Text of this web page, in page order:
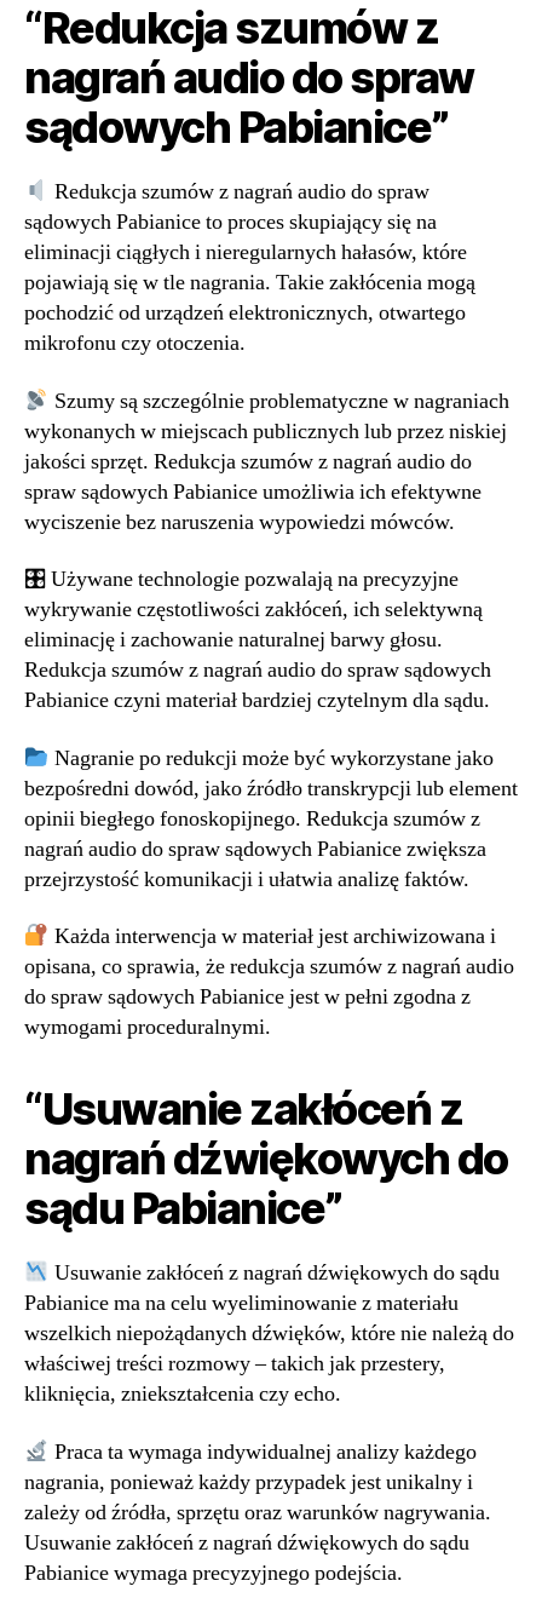
“Redukcja szumów z
nagrań audio do spraw
sądowych Pabianice”
Redukcja szumów z nagrań audio do spraw
sądowych Pabianice to proces skupiający się na
eliminacji ciągłych i nieregularnych hałasów, które
pojawiają się w tle nagrania. Takie zakłócenia mogą
pochodzić od urządzeń elektronicznych, otwartego
mikrofonu czy otoczenia.
Szumy są szczególnie problematyczne w nagraniach
wykonanych w miejscach publicznych lub przez niskiej
jakości sprzęt. Redukcja szumów z nagrań audio do
spraw sądowych Pabianice umożliwia ich efektywne
wyciszenie bez naruszenia wypowiedzi mówców.
🎛 Używane technologie pozwalają na precyzyjne
wykrywanie częstotliwości zakłóceń, ich selektywną
eliminację i zachowanie naturalnej barwy głosu.
Redukcja szumów z nagrań audio do spraw sądowych
Pabianice czyni materiał bardziej czytelnym dla sądu.
Nagranie po redukcji może być wykorzystane jako
bezpośredni dowód, jako źródło transkrypcji lub element
opinii biegłego fonoskopijnego. Redukcja szumów z
nagrań audio do spraw sądowych Pabianice zwiększa
przejrzystość komunikacji i ułatwia analizę faktów.
Każda interwencja w materiał jest archiwizowana i
opisana, co sprawia, że redukcja szumów z nagrań audio
do spraw sądowych Pabianice jest w pełni zgodna z
wymogami proceduralnymi.
“Usuwanie zakłóceń z
nagrań dźwiękowych do
sądu Pabianice”
Usuwanie zakłóceń z nagrań dźwiękowych do sądu
Pabianice ma na celu wyeliminowanie z materiału
wszelkich niepożądanych dźwięków, które nie należą do
właściwej treści rozmowy – takich jak przestery,
kliknięcia, zniekształcenia czy echo.
Praca ta wymaga indywidualnej analizy każdego
nagrania, ponieważ każdy przypadek jest unikalny i
zależy od źródła, sprzętu oraz warunków nagrywania.
Usuwanie zakłóceń z nagrań dźwiękowych do sądu
Pabianice wymaga precyzyjnego podejścia.